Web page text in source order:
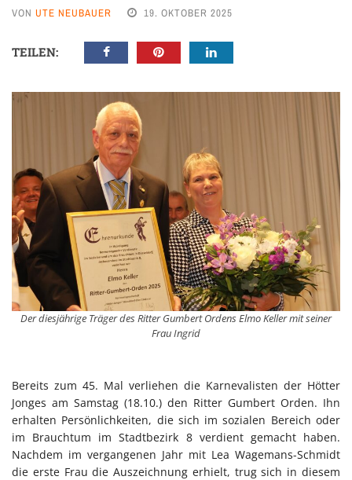
VON UTE NEUBAUER 19. OKTOBER 2025
TEILEN:
Der diesjährige Träger des Ritter Gumbert Ordens Elmo Keller mit seiner
Frau Ingrid
Bereits zum 45. Mal verliehen die Karnevalisten der Hötter
Jonges am Samstag (18.10.) den Ritter Gumbert Orden. Ihn
erhalten Persönlichkeiten, die sich im sozialen Bereich oder
im Brauchtum im Stadtbezirk 8 verdient gemacht haben.
Nachdem im vergangenen Jahr mit Lea Wagemans-Schmidt
die erste Frau die Auszeichnung erhielt, trug sich in diesem